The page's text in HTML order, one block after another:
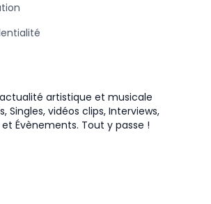
artistique et musicale
Singles, vidéos clips, Interviews,
Évènements. Tout y passe !